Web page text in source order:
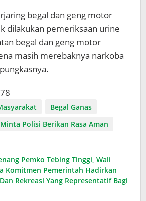
begal dan geng motor
dilakukan pemeriksaan urine
begal dan geng motor
masih merebaknya narkoba
Begal Ganas
Minta Polisi Berikan Rasa Aman
Pemko Tebing Tinggi, Wali
Komitmen Pemerintah Hadirkan
Rekreasi Yang Representatif Bagi